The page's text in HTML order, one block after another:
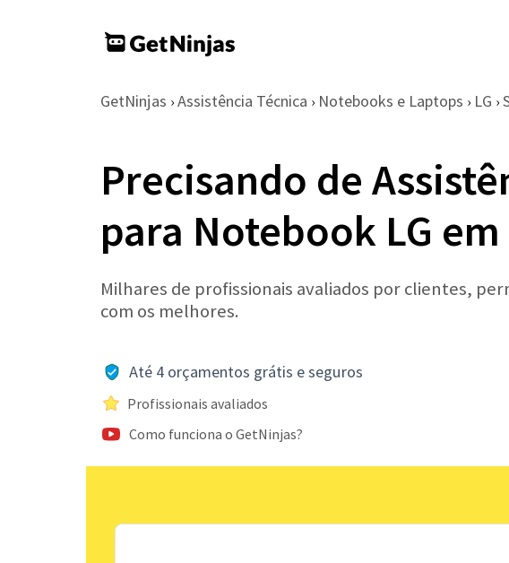
GetNinjas › Assistência Técnica › Notebooks e Laptops › LG ›
Precisando de
para Notebook LG
Milhares de profissionais avaliados por clientes,
com os melhores.
Até 4 orçamentos grátis e seguros
Profissionais avaliados
Como funciona o GetNinjas?